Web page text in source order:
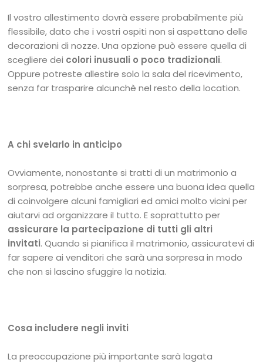
Il vostro allestimento dovrà essere probabilmente più
flessibile, dato che i vostri ospiti non si aspettano delle
decorazioni di nozze. Una opzione può essere quella di
scegliere dei colori inusuali o poco tradizionali.
Oppure potreste allestire solo la sala del ricevimento,
senza far trasparire alcunchè nel resto della location.
A chi svelarlo in anticipo
Ovviamente, nonostante si tratti di un matrimonio a
sorpresa, potrebbe anche essere una buona idea quella
di coinvolgere alcuni famigliari ed amici molto vicini per
aiutarvi ad organizzare il tutto. E soprattutto per
assicurare la partecipazione di tutti gli altri
invitati. Quando si pianifica il matrimonio, assicuratevi di
far sapere ai venditori che sarà una sorpresa in modo
che non si lascino sfuggire la notizia.
Cosa includere negli inviti
La preoccupazione più importante sarà lagata